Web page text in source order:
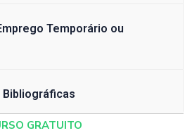
Temporário ou
GRATUITO